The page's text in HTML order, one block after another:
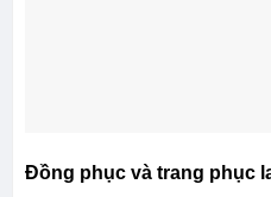
Đồng phục và trang phục